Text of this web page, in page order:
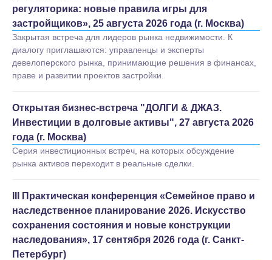
регуляторика: новые правила игры для
застройщиков», 25 августа 2026 года (г. Москва)
Закрытая встреча для лидеров рынка недвижимости. К
диалогу приглашаются: управленцы и эксперты
девелоперского рынка, принимающие решения в финансах,
праве и развитии проектов застройки.
Открытая бизнес-встреча "ДОЛГИ & ДЖАЗ.
Инвестиции в долговые активы", 27 августа 2026
года (г. Москва)
Серия инвестиционных встреч, на которых обсуждение
рынка активов переходит в реальные сделки.
III Практическая конференция «Семейное право и
наследственное планирование 2026. Искусство
сохранения состояния и новые конструкции
наследования», 17 сентября 2026 года (г. Санкт-
Петербург)